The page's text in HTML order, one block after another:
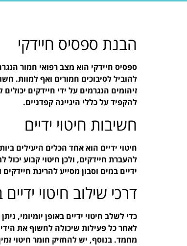
הבנת ספסיס חיידקי
ספסיס חיידקי הוא מצב רפואי חמור
להוביל לסיבוכים חמורים ואף למוות.
זיהומים הנגרמים על ידי חיידקים
להקפיד על כללי היגיינה קפדניים.
חשיבות חיטוי ידיים
חיטוי ידיים הוא אחד הכלים היעילים
להעברת חיידקים, ולכן חיטוי קבוע
ידיים במים וסבון מסייע להריגת
דרכי שילוב חיטוי
כדי לשלב חיטוי ידיים באופן יומיומי,
לאחר כל פעילות שיכולה לחשוף את
מחמד. בנוסף, יש להחזיק חומר חיטוי